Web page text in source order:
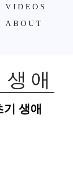
VIDEOS
ABOUT
애
기 생애